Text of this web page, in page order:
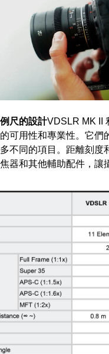
尺的設計VDSLR MK II
可用性和專業性。它們
不同的項目。距離刻度
器和其他輔助配件，讓